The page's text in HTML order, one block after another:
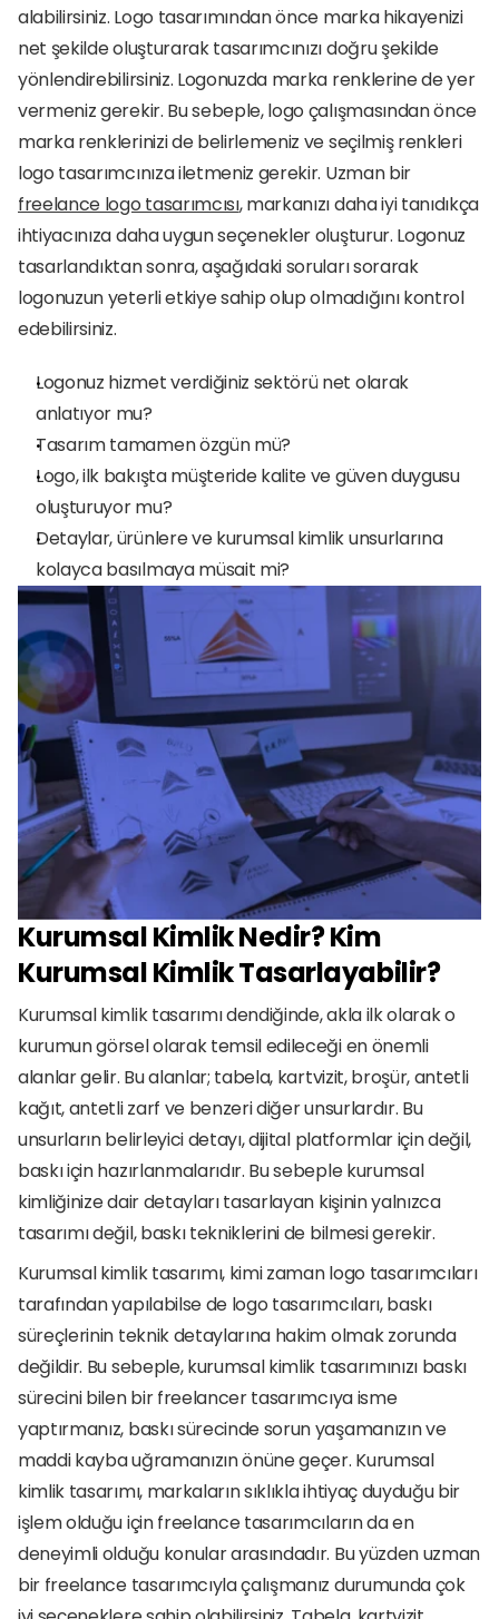
alabilirsiniz. Logo tasarımından önce marka hikayenizi
net şekilde oluşturarak tasarımcınızı doğru şekilde
yönlendirebilirsiniz. Logonuzda marka renklerine de yer
vermeniz gerekir. Bu sebeple, logo çalışmasından önce
marka renklerinizi de belirlemeniz ve seçilmiş renkleri
logo tasarımcınıza iletmeniz gerekir. Uzman bir
freelance logo tasarımcısı, markanızı daha iyi tanıdıkça
ihtiyacınıza daha uygun seçenekler oluşturur. Logonuz
tasarlandıktan sonra, aşağıdaki soruları sorarak
logonuzun yeterli etkiye sahip olup olmadığını kontrol
edebilirsiniz.
Logonuz hizmet verdiğiniz sektörü net olarak
anlatıyor mu?
Tasarım tamamen özgün mü?
Logo, ilk bakışta müşteride kalite ve güven duygusu
oluşturuyor mu?
Detaylar, ürünlere ve kurumsal kimlik unsurlarına
kolayca basılmaya müsait mi?
Kurumsal Kimlik Nedir? Kim
Kurumsal Kimlik Tasarlayabilir?
Kurumsal kimlik tasarımı dendiğinde, akla ilk olarak o
kurumun görsel olarak temsil edileceği en önemli
alanlar gelir. Bu alanlar; tabela, kartvizit, broşür, antetli
kağıt, antetli zarf ve benzeri diğer unsurlardır. Bu
unsurların belirleyici detayı, dijital platformlar için değil,
baskı için hazırlanmalarıdır. Bu sebeple kurumsal
kimliğinize dair detayları tasarlayan kişinin yalnızca
tasarımı değil, baskı tekniklerini de bilmesi gerekir.
Kurumsal kimlik tasarımı, kimi zaman logo tasarımcıları
tarafından yapılabilse de logo tasarımcıları, baskı
süreçlerinin teknik detaylarına hakim olmak zorunda
değildir. Bu sebeple, kurumsal kimlik tasarımınızı baskı
sürecini bilen bir freelancer tasarımcıya isme
yaptırmanız, baskı sürecinde sorun yaşamanızın ve
maddi kayba uğramanızın önüne geçer. Kurumsal
kimlik tasarımı, markaların sıklıkla ihtiyaç duyduğu bir
işlem olduğu için freelance tasarımcıların da en
deneyimli olduğu konular arasındadır. Bu yüzden uzman
bir freelance tasarımcıyla çalışmanız durumunda çok